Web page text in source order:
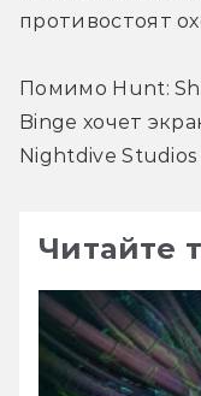
противостоят
Помимо Hunt:
Binge хочет
Nightdive
Читайте